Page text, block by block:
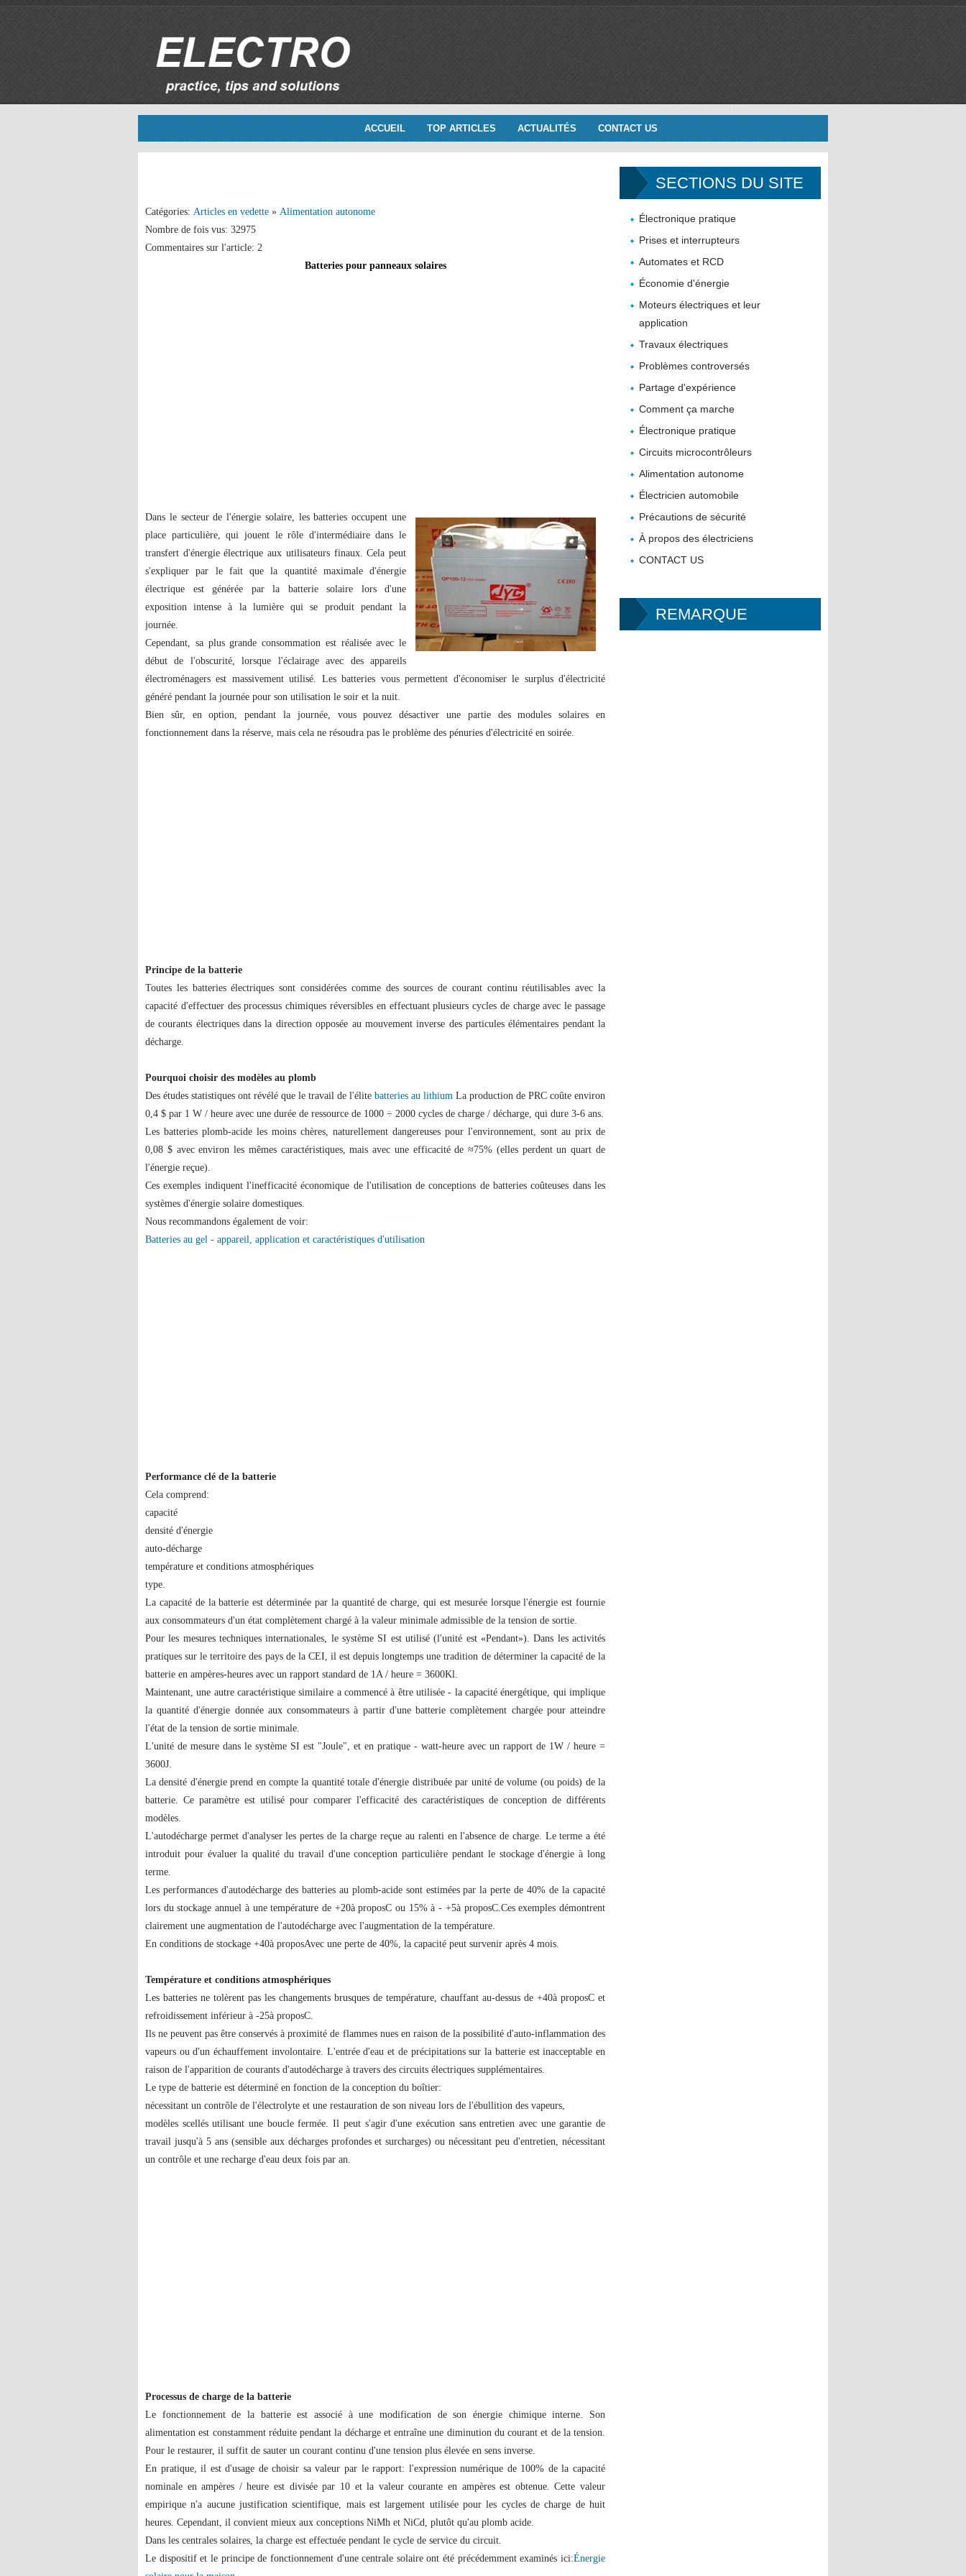
ACCUEIL TOP ARTICLES ACTUALITÉS CONTACT US
Catégories: Articles en vedette » Alimentation autonome
Nombre de fois vus: 32975
Commentaires sur l'article: 2
Batteries pour panneaux solaires
Dans le secteur de l'énergie solaire, les batteries occupent une
place particulière, qui jouent le rôle d'intermédiaire dans le
transfert d'énergie électrique aux utilisateurs finaux. Cela peut
s'expliquer par le fait que la quantité maximale d'énergie
électrique est générée par la batterie solaire lors d'une
exposition intense à la lumière qui se produit pendant la
journée.
Cependant, sa plus grande consommation est réalisée avec le
début de l'obscurité, lorsque l'éclairage avec des appareils
électroménagers est massivement utilisé. Les batteries vous permettent d'économiser le surplus d'électricité
généré pendant la journée pour son utilisation le soir et la nuit.
Bien sûr, en option, pendant la journée, vous pouvez désactiver une partie des modules solaires en
fonctionnement dans la réserve, mais cela ne résoudra pas le problème des pénuries d'électricité en soirée.
Principe de la batterie
Toutes les batteries électriques sont considérées comme des sources de courant continu réutilisables avec la
capacité d'effectuer des processus chimiques réversibles en effectuant plusieurs cycles de charge avec le passage
de courants électriques dans la direction opposée au mouvement inverse des particules élémentaires pendant la
décharge.
Pourquoi choisir des modèles au plomb
Des études statistiques ont révélé que le travail de l'élite batteries au lithium La production de PRC coûte environ
0,4 $ par 1 W / heure avec une durée de ressource de 1000 ÷ 2000 cycles de charge / décharge, qui dure 3-6 ans.
Les batteries plomb-acide les moins chères, naturellement dangereuses pour l'environnement, sont au prix de
0,08 $ avec environ les mêmes caractéristiques, mais avec une efficacité de ≈75% (elles perdent un quart de
l'énergie reçue).
Ces exemples indiquent l'inefficacité économique de l'utilisation de conceptions de batteries coûteuses dans les
systèmes d'énergie solaire domestiques.
Nous recommandons également de voir:
Batteries au gel - appareil, application et caractéristiques d'utilisation
Performance clé de la batterie
Cela comprend:
capacité
densité d'énergie
auto-décharge
température et conditions atmosphériques
type.
La capacité de la batterie est déterminée par la quantité de charge, qui est mesurée lorsque l'énergie est fournie
aux consommateurs d'un état complètement chargé à la valeur minimale admissible de la tension de sortie.
Pour les mesures techniques internationales, le système SI est utilisé (l'unité est «Pendant»). Dans les activités
pratiques sur le territoire des pays de la CEI, il est depuis longtemps une tradition de déterminer la capacité de la
batterie en ampères-heures avec un rapport standard de 1A / heure = 3600Kl.
Maintenant, une autre caractéristique similaire a commencé à être utilisée - la capacité énergétique, qui implique
la quantité d'énergie donnée aux consommateurs à partir d'une batterie complètement chargée pour atteindre
l'état de la tension de sortie minimale.
L'unité de mesure dans le système SI est "Joule", et en pratique - watt-heure avec un rapport de 1W / heure =
3600J.
La densité d'énergie prend en compte la quantité totale d'énergie distribuée par unité de volume (ou poids) de la
batterie. Ce paramètre est utilisé pour comparer l'efficacité des caractéristiques de conception de différents
modèles.
L'autodécharge permet d'analyser les pertes de la charge reçue au ralenti en l'absence de charge. Le terme a été
introduit pour évaluer la qualité du travail d'une conception particulière pendant le stockage d'énergie à long
terme.
Les performances d'autodécharge des batteries au plomb-acide sont estimées par la perte de 40% de la capacité
lors du stockage annuel à une température de +20à proposC ou 15% à - +5à proposC.Ces exemples démontrent
clairement une augmentation de l'autodécharge avec l'augmentation de la température.
En conditions de stockage +40à proposAvec une perte de 40%, la capacité peut survenir après 4 mois.
Température et conditions atmosphériques
Les batteries ne tolèrent pas les changements brusques de température, chauffant au-dessus de +40à proposC et
refroidissement inférieur à -25à proposC.
Ils ne peuvent pas être conservés à proximité de flammes nues en raison de la possibilité d'auto-inflammation des
vapeurs ou d'un échauffement involontaire. L'entrée d'eau et de précipitations sur la batterie est inacceptable en
raison de l'apparition de courants d'autodécharge à travers des circuits électriques supplémentaires.
Le type de batterie est déterminé en fonction de la conception du boîtier:
nécessitant un contrôle de l'électrolyte et une restauration de son niveau lors de l'ébullition des vapeurs,
modèles scellés utilisant une boucle fermée. Il peut s'agir d'une exécution sans entretien avec une garantie de
travail jusqu'à 5 ans (sensible aux décharges profondes et surcharges) ou nécessitant peu d'entretien, nécessitant
un contrôle et une recharge d'eau deux fois par an.
Processus de charge de la batterie
Le fonctionnement de la batterie est associé à une modification de son énergie chimique interne. Son
alimentation est constamment réduite pendant la décharge et entraîne une diminution du courant et de la tension.
Pour le restaurer, il suffit de sauter un courant continu d'une tension plus élevée en sens inverse.
En pratique, il est d'usage de choisir sa valeur par le rapport: l'expression numérique de 100% de la capacité
nominale en ampères / heure est divisée par 10 et la valeur courante en ampères est obtenue. Cette valeur
empirique n'a aucune justification scientifique, mais est largement utilisée pour les cycles de charge de huit
heures. Cependant, il convient mieux aux conceptions NiMh et NiCd, plutôt qu'au plomb acide.
Dans les centrales solaires, la charge est effectuée pendant le cycle de service du circuit.
Le dispositif et le principe de fonctionnement d'une centrale solaire ont été précédemment examinés ici:Énergie
SECTIONS DU SITE
Électronique pratique
Prises et interrupteurs
Automates et RCD
Économie d'énergie
Moteurs électriques et leur
application
Travaux électriques
Problèmes controversés
Partage d'expérience
Comment ça marche
Électronique pratique
Circuits microcontrôleurs
Alimentation autonome
Électricien automobile
Précautions de sécurité
À propos des électriciens
CONTACT US
REMARQUE